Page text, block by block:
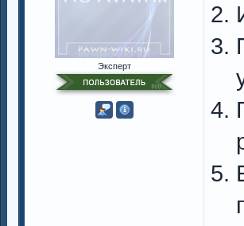
Эксперт